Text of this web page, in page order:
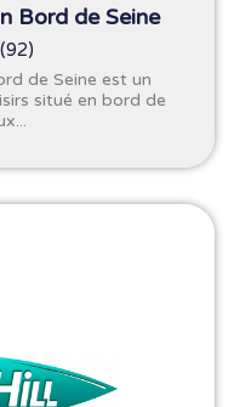
Bord de Seine
de Seine est un
situé en bord de